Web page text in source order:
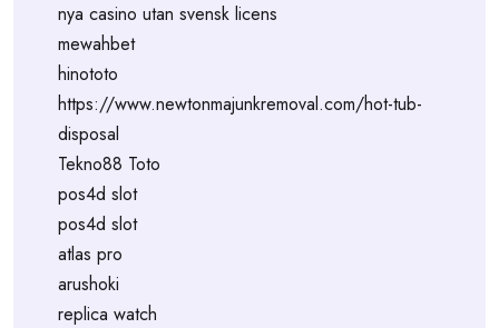
nya casino utan svensk licens
mewahbet
hinototo
https://www.newtonmajunkremoval.com/hot-tub-
disposal
Tekno88 Toto
pos4d slot
pos4d slot
atlas pro
arushoki
replica watch